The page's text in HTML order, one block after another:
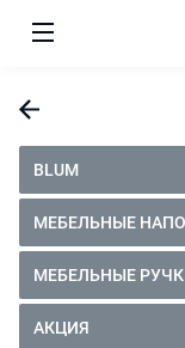
BLUM
МЕБЕЛЬНЫЕ
МЕБЕЛЬНЫЕ
АКЦИЯ